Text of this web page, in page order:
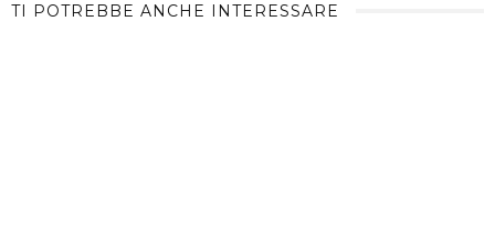
TI POTREBBE ANCHE INTERESSARE